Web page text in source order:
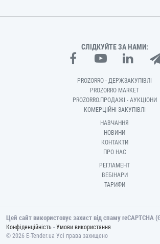
СЛІДКУЙТЕ ЗА НАМИ:
PROZORRO - ДЕРЖЗАКУПІВЛІ
PROZORRO MARKET
PROZORRO.ПРОДАЖІ - АУКЦІОНИ
КОМЕРЦІЙНІ ЗАКУПІВЛІ
НАВЧАННЯ
НОВИНИ
КОНТАКТИ
ПРО НАС
РЕГЛАМЕНТ
ВЕБІНАРИ
ТАРИФИ
Цей сайт використовує захист від спаму reCAPTCHA
Конфіденційність - Умови використання
© 2026 E-Tender.ua Усі права захищено